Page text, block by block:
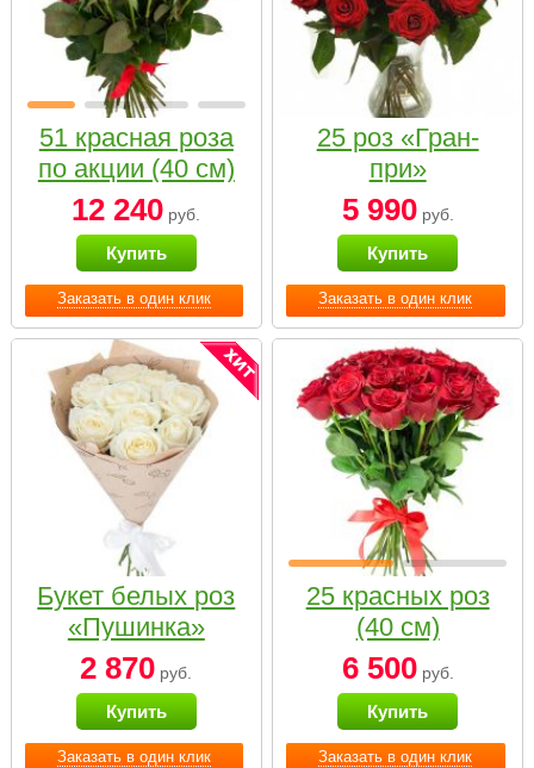
Заказать в один клик
51 красная роза
по акции (40 см)
12 240 руб.
Купить
Заказать в один клик
25 роз «Гран-
при»
5 990руб.
Купить
Заказать в один клик
Букет белых роз
«Пушинка»
2 870 руб.
Купить
Заказать в один клик
25 красных роз
(40 см)
6 500руб.
Купить